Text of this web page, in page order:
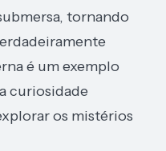
tornando
é um exemplo
curiosidade
os mistérios